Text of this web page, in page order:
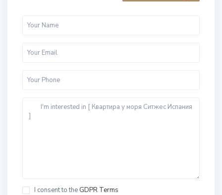
I consent to the GDPR Terms